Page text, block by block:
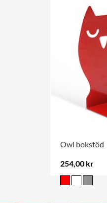
Owl bokstöd
254,00 kr